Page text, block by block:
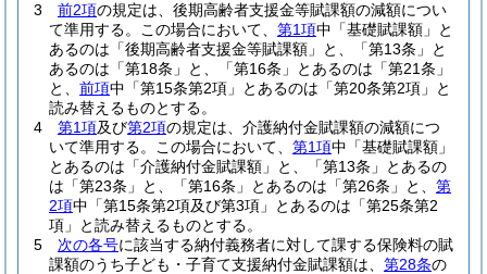
3
前2項の規定は、後期高齢者支援金等賦課額の減額につい
て準用する。
この場合において、 第1項中「基礎賦課額」と
あるのは「後期高齢者支援金等賦課額」と、「第13条」と
あるのは「第18条」と、「第16条」とあるのは「第21条」
と、 前項中「第15条第2項」とあるのは「第20条第2項」と
読み替えるものとする。
4
第1項及び第2項の規定は、介護納付金賦課額の減額につ
いて準用する。
この場合において、 第1項中「基礎賦課額」
とあるのは「介護納付金賦課額」と、「第13条」とあるの
は「第23条」と、「第16条」とあるのは「第26条」と、 第
2項中「第15条第2項及び第3項」とあるのは「第25条第2
項」と読み替えるものとする。
5
次の各号に該当する納付義務者に対して課する保険料の賦
課額のうち子ども・子育て支援納付金賦課額は、 第28条の